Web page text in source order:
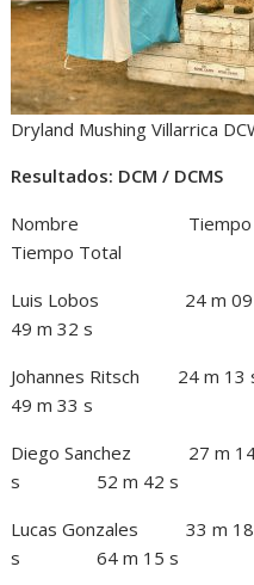
Dryland Mushing Villarrica
Resultados: DCM / DCMS
Nombre Tiempo
Tiempo Total
Luis Lobos 24
49 m 32 s
Johannes Ritsch
49 m 33 s
Diego Sanchez 27
s 52 m 42 s
Lucas Gonzales 33
s 64 m 15 s